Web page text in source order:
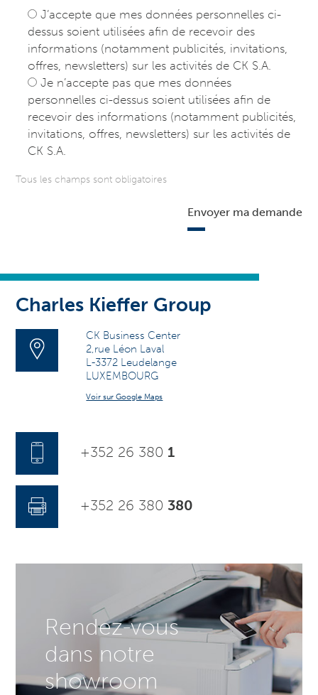
Charles Kieffer Group
CK Business Center
2,rue Léon Laval
L-3372 Leudelange
LUXEMBOURG
Voir sur Google Maps
+352 26 380 1
+352 26 380 380
Rendez-vous
dans notre
showroom
J’accepte que mes données personnelles ci-
dessus soient utilisées afin de recevoir des
informations (notamment publicités, invitations,
offres, newsletters) sur les activités de CK S.A.
Je n’accepte pas que mes données
personnelles ci-dessus soient utilisées afin de
recevoir des informations (notamment publicités,
invitations, offres, newsletters) sur les activités de
CK S.A.
Tous les champs sont obligatoires
Envoyer ma demande